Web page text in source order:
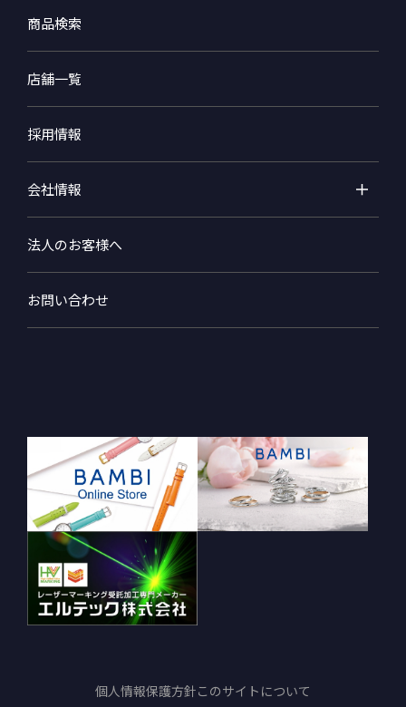
商品検索
店舗一覧
採用情報
会社情報
法人のお客様へ
お問い合わせ
個人情報保護方針このサイトについて